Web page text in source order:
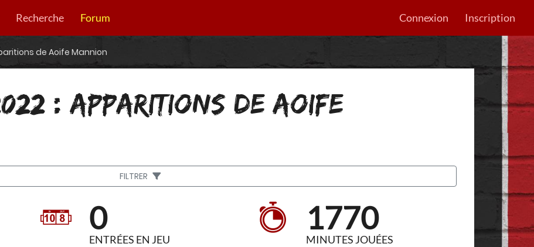
Recherche Forum Connexion Inscription
de Aoife Mannion
: APPARITIONS DE AOIFE
FILTRER
0
ENTRÉES EN JEU
1770
MINUTES JOUÉES